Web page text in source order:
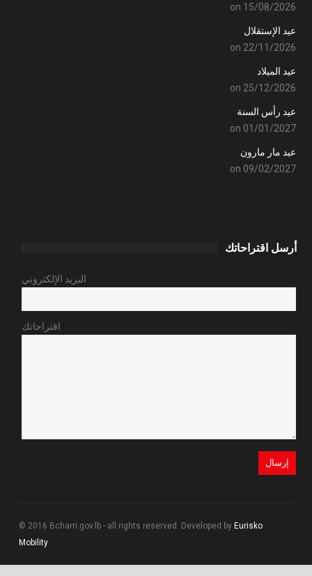
on 15/08/2026
عيد الإستقلال
on 22/11/2026
عيد الميلاد
on 25/12/2026
عيد رأس السنة
on 01/01/2027
عيد مار مارون
on 09/02/2027
أرسل اقتراحاتك
البريد الإلكتروني
اقتراحاتك
© 2016 Bcharri.gov.lb - all rights reserved. Developed byEurisko
Mobility